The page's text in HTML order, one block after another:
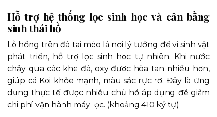
Hỗ trợ hệ thống lọc sinh học và cân bằng
sinh thái hồ
Lỗ hổng trên đá tai mèo là nơi lý tưởng để vi sinh vật
phát triển, hỗ trợ lọc sinh học tự nhiên. Khi nước
chảy qua các khe đá, oxy được hòa tan nhiều hơn,
giúp cá Koi khỏe mạnh, màu sắc rực rỡ. Đây là ứng
dụng thực tế được nhiều chủ hồ áp dụng để giảm
chi phí vận hành máy lọc. (khoảng 410 ký tự)